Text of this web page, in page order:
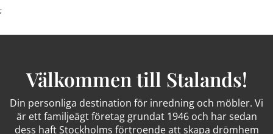
;
Välkommen till Stalands!
Din personliga destination för inredning och möbler. Vi
är ett familjeägt företag grundat 1946 och har sedan
dess haft Stockholms förtroende att skapa drömhem